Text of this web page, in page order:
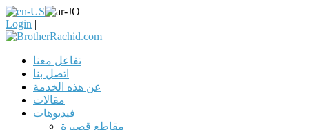
Login |
تفاعل معنا
اتصل بنا
عن هذه الخدمة
مقالات
فيديوهات
مقاطع قصيرة